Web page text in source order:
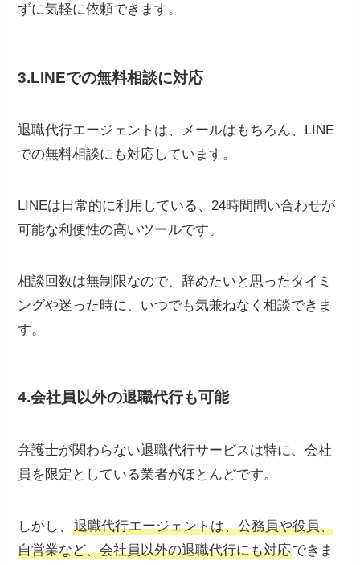
ずに気軽に依頼できます。
3.LINEでの無料相談に対応
退職代行エージェントは、メールはもちろん、LINE
での無料相談にも対応しています。
LINEは日常的に利用している、24時間問い合わせが
可能な利便性の高いツールです。
相談回数は無制限なので、辞めたいと思ったタイミ
ングや迷った時に、いつでも気兼ねなく相談できま
す。
4.会社員以外の退職代行も可能
弁護士が関わらない退職代行サービスは特に、会社
員を限定としている業者がほとんどです。
しかし、退職代行エージェントは、公務員や役員、
自営業など、会社員以外の退職代行にも対応できま